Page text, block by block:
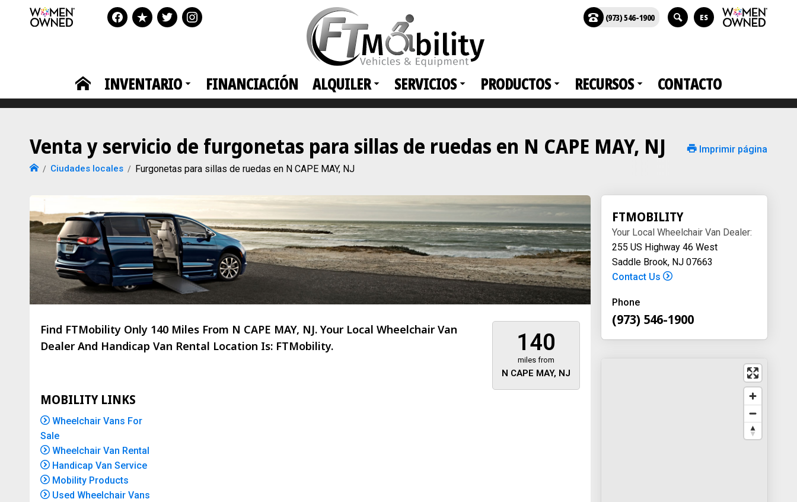
INVENTARIO FINANCIACIÓN ALQUILER SERVICIOS PRODUCTOS RECURSOS CONTACTO
(973) 546-1900 ES
Venta y servicio de furgonetas para sillas de ruedas en N CAPE MAY, NJ
Ciudades locales Furgonetas para sillas de ruedas en N CAPE MAY, NJ
Imprimir página
140
miles from
N CAPE MAY, NJ
Find FTMobility Only 140 Miles From N CAPE MAY, NJ. Your Local Wheelchair Van
Dealer And Handicap Van Rental Location Is: FTMobility.
MOBILITY LINKS
Wheelchair Vans For
Sale
Wheelchair Van Rental
Handicap Van Service
Mobility Products
Used Wheelchair Vans
FTMOBILITY
Your Local Wheelchair Van Dealer:
255 US Highway 46 West
Saddle Brook, NJ 07663
Contact Us
Phone
(973) 546-1900
FTMobility
About 473 miles away